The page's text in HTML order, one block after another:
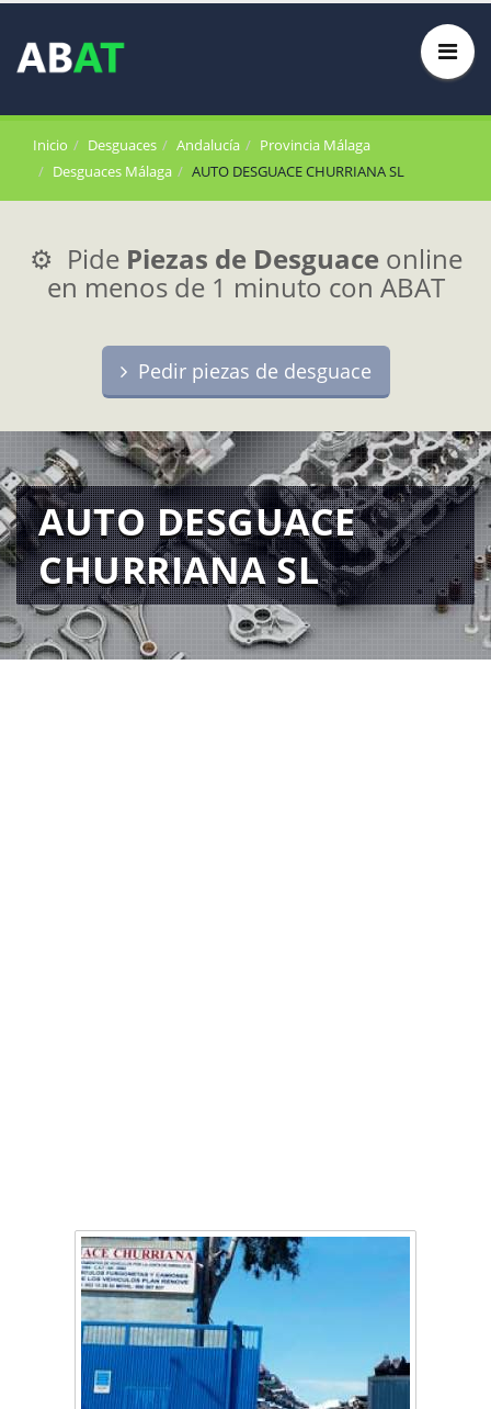
Inicio Desguaces Andalucía
Provincia Málaga
Desguaces Málaga
AUTO DESGUACE CHURRIANA SL
⚙️ Pide Piezas de Desguace online
en menos de 1 minuto con ABAT
Pedir piezas de desguace
AUTO DESGUACE
CHURRIANA SL